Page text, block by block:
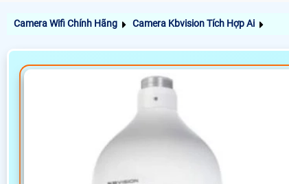
Camera Wifi Chính Hãng Camera Kbvision Tích Hợp Ai